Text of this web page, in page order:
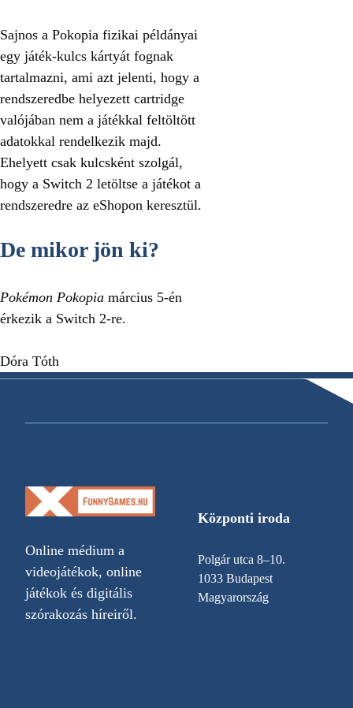
Sajnos a Pokopia fizikai példányai
egy játék-kulcs kártyát fognak
tartalmazni, ami azt jelenti, hogy a
rendszeredbe helyezett cartridge
valójában nem a játékkal feltöltött
adatokkal rendelkezik majd.
Ehelyett csak kulcsként szolgál,
hogy a Switch 2 letöltse a játékot a
rendszeredre az eShopon keresztül.
De mikor jön ki?
Pokémon Pokopia március 5-én
érkezik a Switch 2-re.
Dóra Tóth
Online médium a
videojátékok, online
játékok és digitális
szórakozás híreiről.
Központi iroda
Polgár utca 8–10.
1033 Budapest
Magyarország